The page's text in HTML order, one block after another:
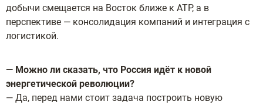
добычи смещается на Восток ближе к АТР, а в
перспективе — консолидация компаний и интеграция с
логистикой.
— Можно ли сказать, что Россия идёт к новой
энергетической революции?
— Да, перед нами стоит задача построить новую